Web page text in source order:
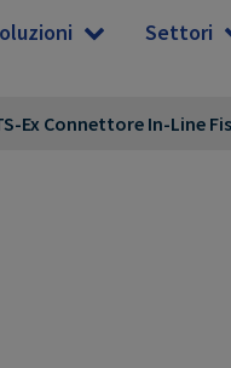
Settori
Ex Connettore In-Line